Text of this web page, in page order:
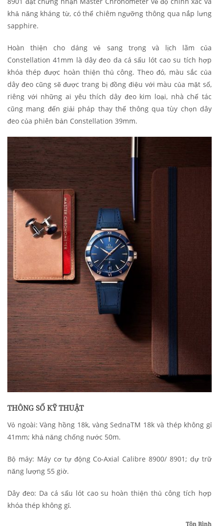
khả năng kháng từ, có thể chiêm ngưỡng thông qua nắp lưng
sapphire.
Hoàn thiện cho dáng vẻ sang trọng và lịch lãm của
Constellation 41mm là dây đeo da cá sấu lót cao su tích hợp
khóa thép được hoàn thiện thủ công. Theo đó, màu sắc của
dây đeo cũng sẽ được trang bị đồng điệu với màu của mặt số,
riêng với những ai yêu thích dây đeo kim loại, nhà chế tác
cũng mang đến giải pháp thay thế thông qua tùy chọn dây
đeo của phiên bản Constellation 39mm.
THÔNG SỐ KỸ THUẬT
Vỏ ngoài: Vàng hồng 18k, vàng SednaTM 18k và thép không gỉ
41mm; khả năng chống nước 50m.
Bộ máy: Máy cơ tự động Co-Axial Calibre 8900/ 8901; dự trữ
năng lượng 55 giờ.
Dây đeo: Da cá sấu lót cao su hoàn thiện thủ công tích hợp
khóa thép không gỉ.
Tôn Bình